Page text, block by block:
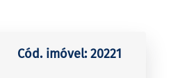
Cód. imóvel: 20221